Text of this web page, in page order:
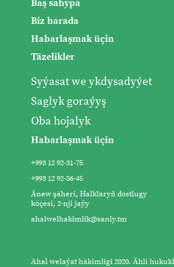
Baş sahypa
Biz barada
Habarlaşmak üçin
Täzelikler
Syýasat we ykdysadyýet
Saglyk goraýyş
Oba hojalyk
Habarlaşmak üçin
+993 12 92-31-75
+993 12 92-56-45
Änew şäheri, Halklaryň dostlugy
köçesi, 2-nji jaýy
ahalwelhakimlik@sanly.tm
Ahal welaýat häkimligi 2020. Ähli